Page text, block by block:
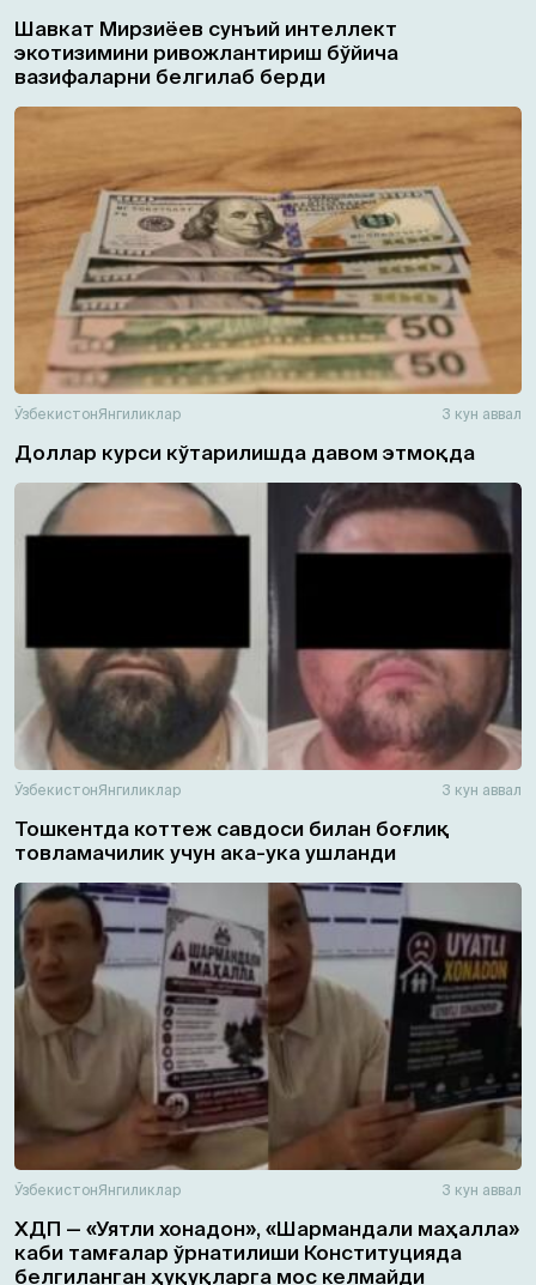
Шавкат Мирзиёев сунъий интеллект
экотизимини ривожлантириш бўйича
вазифаларни белгилаб берди
ЎзбекистонЯнгиликлар 3 кун аввал
Доллар курси кўтарилишда давом этмоқда
ЎзбекистонЯнгиликлар 3 кун аввал
Тошкентда коттеж савдоси билан боғлиқ
товламачилик учун ака-ука ушланди
ЎзбекистонЯнгиликлар 3 кун аввал
ХДП — «Уятли хонадон», «Шармандали маҳалла»
каби тамғалар ўрнатилиши Конституцияда
белгиланган ҳуқуқларга мос келмайди